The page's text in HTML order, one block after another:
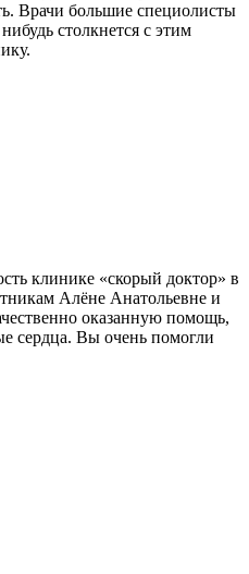
Врачи большие специолисты
столкнется с этим
клинике «скорый доктор» в
Алёне Анатольевне и
оказанную помощь,
сердца. Вы очень помогли